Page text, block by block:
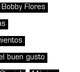
Bobby Flores
buen gusto